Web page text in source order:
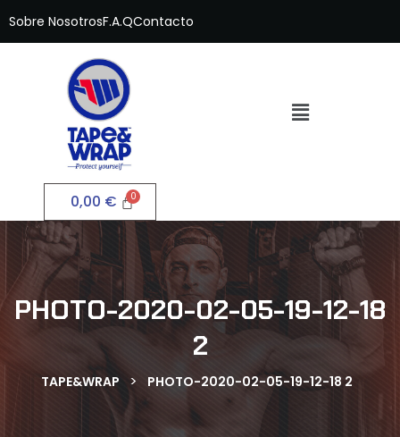
Sobre NosotrosF.A.QContacto
0,00 €
PHOTO-2020-02-05-19-12-18
2
TAPE&WRAP > PHOTO-2020-02-05-19-12-18 2